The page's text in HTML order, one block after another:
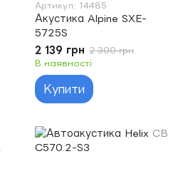
Артикул: 14485
Акустика Alpine SXE-
5725S
2 139 грн 2 300 грн
В наявності
Купити